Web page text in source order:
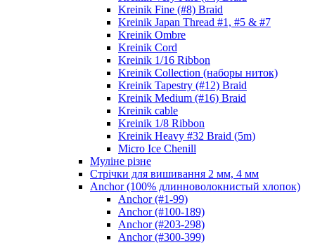
Kreinik Fine (#8) Braid
Kreinik Japan Thread #1, #5 & #7
Kreinik Ombre
Kreinik Cord
Kreinik 1/16 Ribbon
Kreinik Collection (наборы ниток)
Kreinik Tapestry (#12) Braid
Kreinik Medium (#16) Braid
Kreinik cable
Kreinik 1/8 Ribbon
Kreinik Heavy #32 Braid (5m)
Micro Ice Chenill
Муліне різне
Стрічки для вишивання 2 мм, 4 мм
Anchor (100% длинноволокнистый хлопок)
Anchor (#1-99)
Anchor (#100-189)
Anchor (#203-298)
Anchor (#300-399)